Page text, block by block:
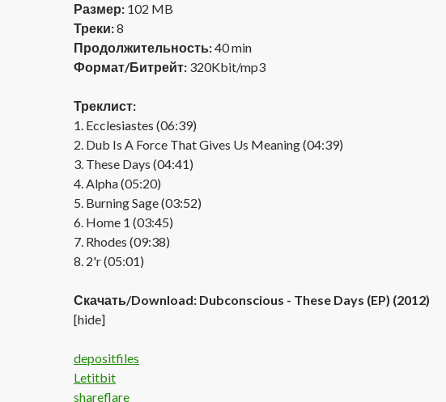
Размер: 102 MB
Треки:8
Продолжительность:40 min
Формат/Битрейт: 320Kbit/mp3
Треклист:
1. Ecclesiastes (06:39)
2. Dub Is A Force That Gives Us Meaning (04:39)
3. These Days (04:41)
4. Alpha (05:20)
5. Burning Sage (03:52)
6. Home 1 (03:45)
7. Rhodes (09:38)
8. 2'r (05:01)
Скачать/Download: Dubconscious - These Days (EP) (2012)
[hide]
depositfiles
Letitbit
shareflare